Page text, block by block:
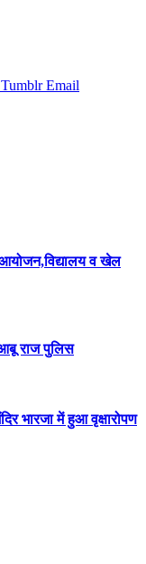
Tumblr Email
व खेल
राज पुलिस
भारजा में हुआ वृक्षारोपण